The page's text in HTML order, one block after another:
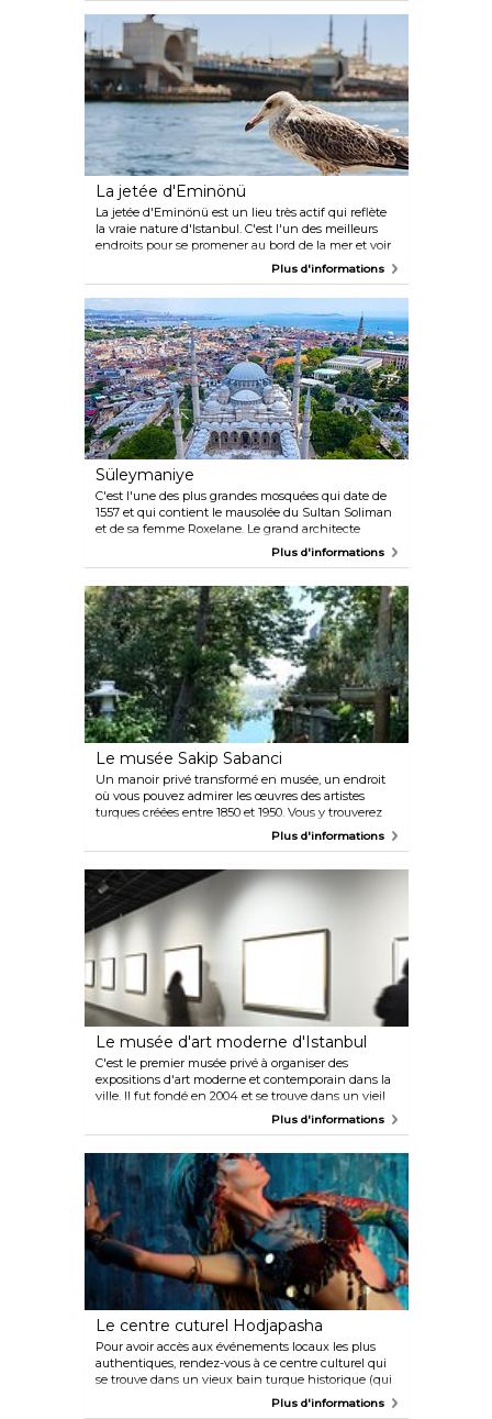
restaurants agréables, à une heure de bateau. Vous
pouvez vous rendre à la plus grosse Île des Princes
en SeaBus (un service de ferry). Le véhicule part de
Kabatas sous le Palais de Dolmabahçe. Si vous
désirez explorer ces îles plus en profondeur, vous
pouvez prendre un bâteau ordinaire depuis
Eminönü.
La jetée d'Eminönü
La jetée d'Eminönü est un lieu très actif qui reflète
la vraie nature d'Istanbul. C'est l'un des meilleurs
endroits pour se promener au bord de la mer et voir
les habitants aller à la pêche chaque jour. Il y a
traditionnels sandwichs au poisson. La jetée
d'Eminönü possède une atmosphère turque
véritable et certains prétendent que c'est le cœur
du Vieil Istanbul.
Plus d'informations
Süleymaniye
C'est l'une des plus grandes mosquées qui date de
1557 et qui contient le mausolée du Sultan Soliman
et de sa femme Roxelane. Le grand architecte
Sinan a construit plusieurs mosquées à Istanbul au
Plus d'informations
Le musée Sakip Sabanci
Un manoir privé transformé en musée, un endroit
où vous pouvez admirer les œuvres des artistes
turques créées entre 1850 et 1950. Vous y trouverez
également d'excellentes collections de calligraphie
se trouve au sommet d'une colline surplombant le
Bosphore.
Plus d'informations
Le musée d'art moderne d'Istanbul
C'est le premier musée privé à organiser des
expositions d'art moderne et contemporain dans la
ville. Il fut fondé en 2004 et se trouve dans un vieil
entrepôt près du port. Le musée d'art moderne
se trouve à l'étage supérieur et le hall d'exposition/la
galerie photo temporaire à l'étage inférieur.
Plus d'informations
Le centre cuturel Hodjapasha
Pour avoir accès aux événements locaux les plus
authentiques, rendez-vous à ce centre culturel qui
se trouve dans un vieux bain turque historique (qui
a plus de 500 ans). Il compte deux sections, la
Plus d'informations